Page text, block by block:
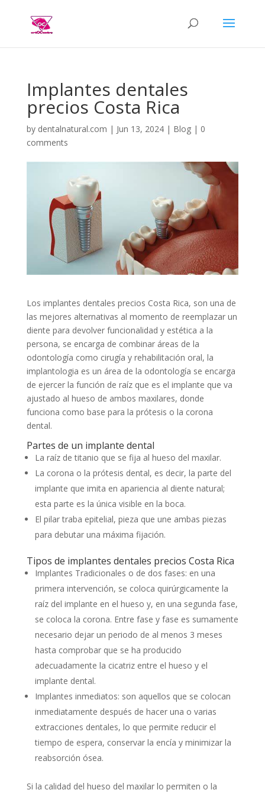
Implantes dentales
precios Costa Rica
by dentalnatural.com | Jun 13, 2024| Blog| 0
comments
Los implantes dentales precios Costa Rica, son una de
las mejores alternativas al momento de reemplazar un
diente para devolver funcionalidad y estética a la
persona, se encarga de combinar áreas de la
odontología como cirugía y rehabilitación oral, la
implantologia es un área de la odontología se encarga
de ejercer la función de raíz que es el implante que va
ajustado al hueso de ambos maxilares, donde
funciona como base para la prótesis o la corona
dental.
Partes de un implante dental
La raíz de titanio que se fija al hueso del maxilar.
La corona o la prótesis dental, es decir, la parte del
implante que imita en apariencia al diente natural;
esta parte es la única visible en la boca.
El pilar traba epitelial, pieza que une ambas piezas
para debutar una máxima fijación.
Tipos de implantes dentales precios Costa Rica
Implantes Tradicionales o de dos fases: en una
primera intervención, se coloca quirúrgicamente la
raíz del implante en el hueso y, en una segunda fase,
se coloca la corona. Entre fase y fase es sumamente
necesario dejar un periodo de al menos 3 meses
hasta comprobar que se ha producido
adecuadamente la cicatriz entre el hueso y el
implante dental.
Implantes inmediatos: son aquellos que se colocan
inmediatamente después de hacer una o varias
extracciones dentales, lo que permite reducir el
tiempo de espera, conservar la encía y minimizar la
reabsorción ósea.
Si la calidad del hueso del maxilar lo permiten o la